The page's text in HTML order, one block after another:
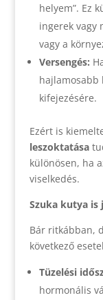
helyem”. Ez
ingerek vagy
vagy a
Versengés:
hajlamosabb
kifejezésére.
Ezért is
leszoktatása
különösen, ha
viselkedés.
Szuka kutya is
Bár ritkábban,
következő
Tüzelési
hormonális